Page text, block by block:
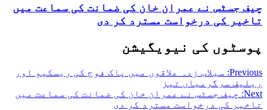
چیف جسٹس نے عمران خان کی ضمانت کی سماعت میں
تاخیر کی درخواست مسترد کر دی
پوسٹوں کی نیویگیشن
Previous: سیلاب زدہ علاقوں میں پاک فوج کی ریسکیو اور
ریلیف سرگرمیاں تیز
Next: چیف جسٹس نے عمران خان کی ضمانت کی سماعت میں
تاخیر کی درخواست مسترد کر دی